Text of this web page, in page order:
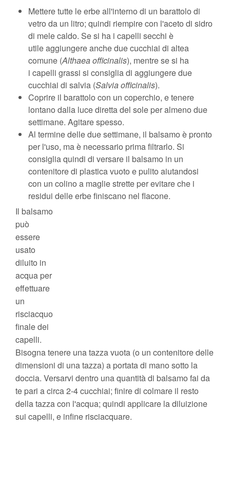
Mettere tutte le erbe all'interno di un barattolo di
vetro da un litro; quindi riempire con l'aceto di sidro
di mele caldo. Se si ha i capelli secchi è
utile aggiungere anche due cucchiai di altea
comune (Althaea officinalis), mentre se si ha
i capelli grassi si consiglia di aggiungere due
cucchiai di salvia (Salvia officinalis).
Coprire il barattolo con un coperchio, e tenere
lontano dalla luce diretta del sole per almeno due
settimane. Agitare spesso.
Al termine delle due settimane, il balsamo è pronto
per l'uso, ma è necessario prima filtrarlo. Si
consiglia quindi di versare il balsamo in un
contenitore di plastica vuoto e pulito aiutandosi
con un colino a maglie strette per evitare che i
residui delle erbe finiscano nel flacone.
Il balsamo
può
essere
usato
diluito in
acqua per
effettuare
un
risciacquo
finale dei
capelli.
Bisogna tenere una tazza vuota (o un contenitore delle
dimensioni di una tazza) a portata di mano sotto la
doccia. Versarvi dentro una quantità di balsamo fai da
te pari a circa 2-4 cucchiai; finire di colmare il resto
della tazza con l'acqua; quindi applicare la diluizione
sui capelli, e infine risciacquare.